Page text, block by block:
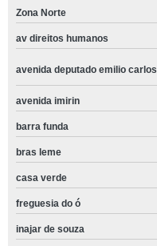
Zona Norte
av direitos humanos
avenida deputado emilio carlos
avenida imirin
barra funda
bras leme
casa verde
freguesia do ó
inajar de souza